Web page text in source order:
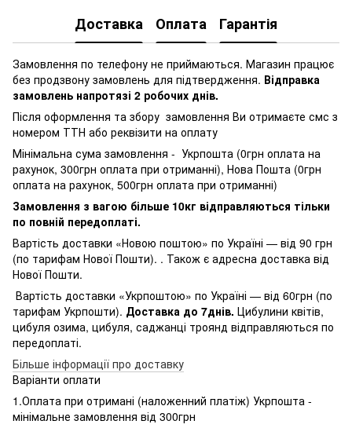
Доставка Оплата Гарантія
Замовлення по телефону не приймаються. Магазин працює
без продзвону замовлень для підтвердження. Відправка
замовлень напротязі 2 робочих днів.
Після оформлення та збору замовлення Ви отримаєте смс з
номером ТТН або реквізити на оплату
Мінімальна сума замовлення - Укрпошта (0грн оплата на
рахунок, 300грн оплата при отриманні), Нова Пошта (0грн
оплата на рахунок, 500грн оплата при отриманні)
Замовлення з вагою більше 10кг відправляються тільки
по повній передоплаті.
Вартість доставки «Новою поштою» по Україні — від 90 грн
(по тарифам Нової Пошти). . Також є адресна доставка від
Нової Пошти.
Вартість доставки «Укрпоштою» по Україні — від 60грн (по
тарифам Укрпошти). Доставка до 7днів. Цибулини квітів,
цибуля озима, цибуля, саджанці троянд відправляються по
передоплаті.
Більше інформації про доставку
Варіанти оплати
1.Оплата при отримані (наложенний платіж) Укрпошта -
мінімальне замовлення від 300грн